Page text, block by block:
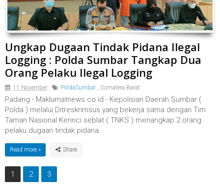
Ungkap Dugaan Tindak Pidana Ilegal
Logging : Polda Sumbar Tangkap Dua
Orang Pelaku Ilegal Logging
11 November PoldaSumbar , Sumatera Barat
Padang - Maklumatnews.co.id - Kepolisian Daerah Sumbar (
Polda ) melalui Ditreskrimsus yang bekerja sama dengan Tim
Taman Nasional Kerinci seblat ( TNKS ) menangkap 2 orang
pelaku dugaan tindak pidana...
Read more »
1 2 3